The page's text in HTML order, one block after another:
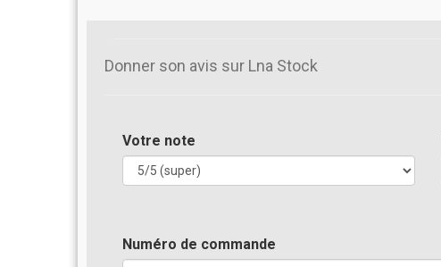
Donner son avis sur Lna Stock
Votre note
Numéro de commande